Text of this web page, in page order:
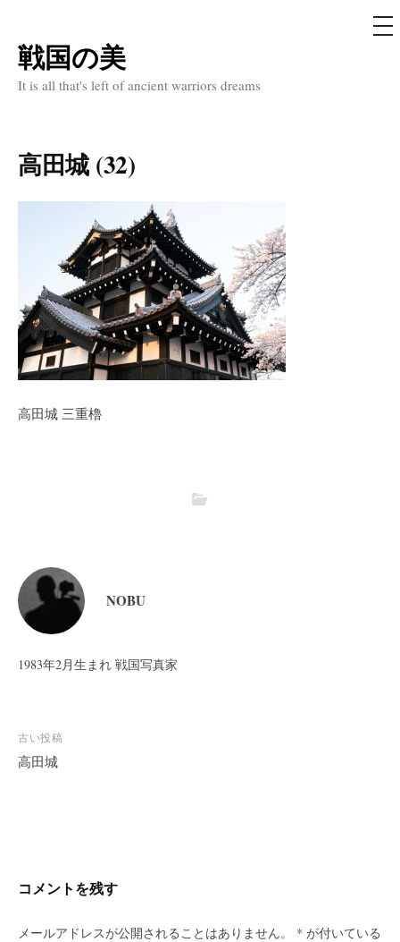
コ
ン
ツ
へ
戦国の美
It is all that's left of ancient warriors dreams
メ
ニ
高田城 (32)
高田城 三重櫓
NOBU
1983年2月生まれ 戦国写真家
投
稿
シ
ョ
ン
古い投稿
高田城
コメントを残す
メールアドレスが公開されることはありません。 * が付いている